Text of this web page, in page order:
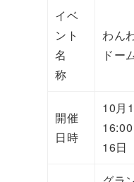
イベ
ント
名
称
わん
ドー
開催
日時
10月
16日